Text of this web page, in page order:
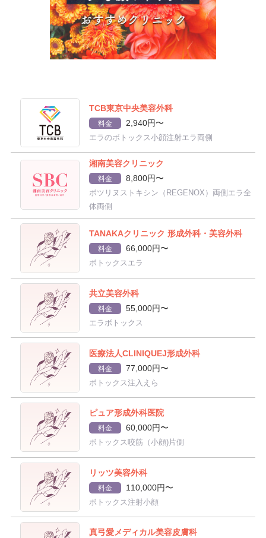
TCB東京中央美容外科
料金 2,940円〜
エラのボトックス小顔注射エラ両側
湘南美容クリニック
料金 8,800円〜
ボツリヌストキシン（REGENOX）両側エラ全
体両側
TANAKAクリニック 形成外科・美容外科
料金 66,000円〜
ボトックスエラ
共立美容外科
料金 55,000円〜
エラボトックス
医療法人CLINIQUEJ形成外科
料金 77,000円〜
ボトックス注入えら
ピュア形成外科医院
料金 60,000円〜
ボトックス咬筋（小顔)片側
リッツ美容外科
料金 110,000円〜
ボトックス注射小顔
真弓愛メディカル美容皮膚科